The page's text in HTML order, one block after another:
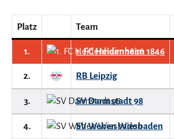
Platz Team
1. 1. FC Heidenheim 1846
2. RB Leipzig
3. SV Darmstadt 98
4. SV Wehen Wiesbaden